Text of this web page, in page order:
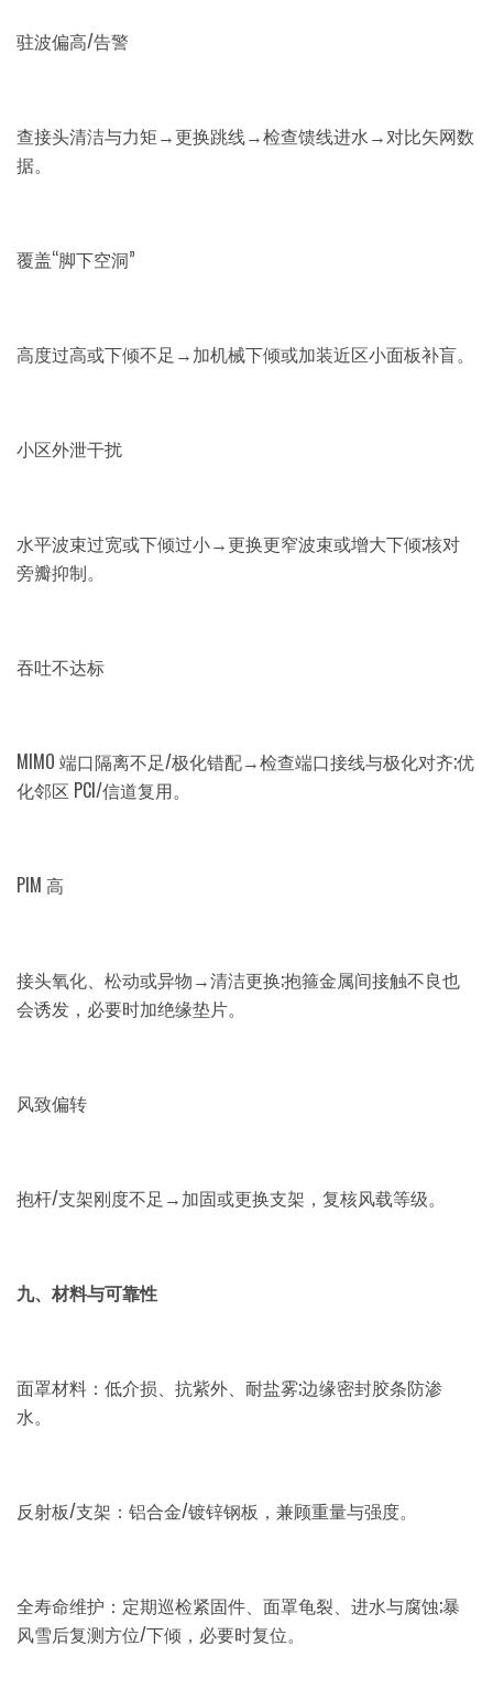
驻波偏高/告警
查接头清洁与力矩→更换跳线→检查馈线进水→对比矢网数
据。
覆盖“脚下空洞”
高度过高或下倾不足→加机械下倾或加装近区小面板补盲。
小区外泄干扰
水平波束过宽或下倾过小→更换更窄波束或增大下倾;核对
旁瓣抑制。
吞吐不达标
MIMO 端口隔离不足/极化错配→检查端口接线与极化对齐;优
化邻区 PCI/信道复用。
PIM 高
接头氧化、松动或异物→清洁更换;抱箍金属间接触不良也
会诱发，必要时加绝缘垫片。
风致偏转
抱杆/支架刚度不足→加固或更换支架，复核风载等级。
九、材料与可靠性
面罩材料：低介损、抗紫外、耐盐雾;边缘密封胶条防渗
水。
反射板/支架：铝合金/镀锌钢板，兼顾重量与强度。
全寿命维护：定期巡检紧固件、面罩龟裂、进水与腐蚀;暴
风雪后复测方位/下倾，必要时复位。